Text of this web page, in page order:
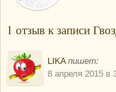
1 отзыв к записи
LIKA пишет:
8 апреля 2015 в